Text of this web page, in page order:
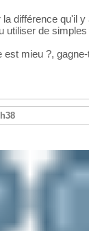
différence qu'il y
utiliser de
est mieu ?,